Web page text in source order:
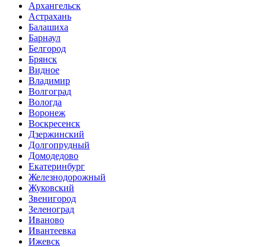
Архангельск
Астрахань
Балашиха
Барнаул
Белгород
Брянск
Видное
Владимир
Волгоград
Вологда
Воронеж
Воскресенск
Дзержинский
Долгопрудный
Домодедово
Екатеринбург
Железнодорожный
Жуковский
Звенигород
Зеленоград
Иваново
Ивантеевка
Ижевск